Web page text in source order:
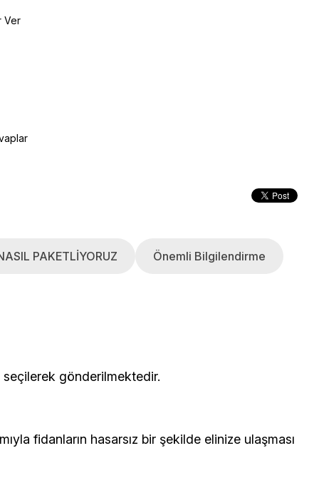
Ver
PAKETLİYORUZ Önemli Bilgilendirme
seçilerek gönderilmektedir.
fidanların hasarsız bir şekilde elinize ulaşması